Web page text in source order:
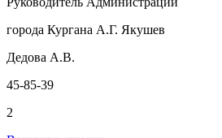
города Кургана А.Г. Якушев
Дедова А.В.
45-85-39
2